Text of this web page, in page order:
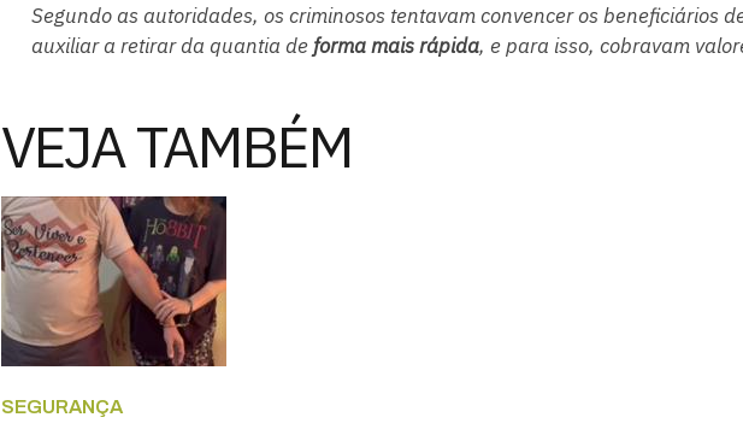
Segundo as autoridades, os criminosos tentavam convencer os beneficiários
auxiliar a retirar da quantia de forma mais rápida, e para isso, cobravam
VEJA TAMBÉM
SEGURANÇA